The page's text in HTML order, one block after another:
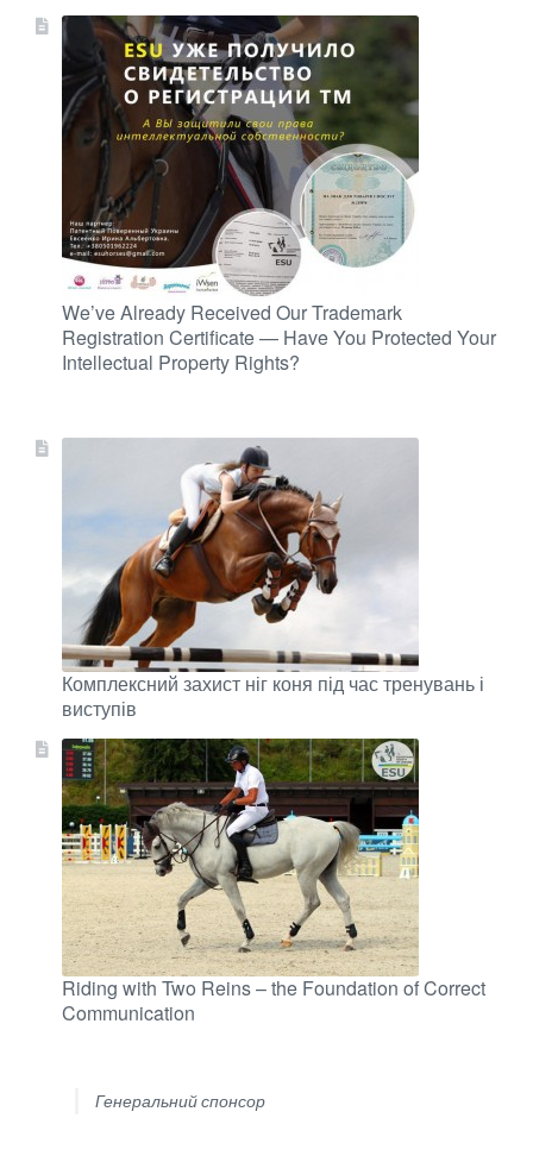
We’ve Already Received Our Trademark
Registration Certificate — Have You Protected Your
Intellectual Property Rights?
Комплексний захист ніг коня під час тренувань і
виступів
Riding with Two Reins – the Foundation of Correct
Communication
Генеральний спонсор